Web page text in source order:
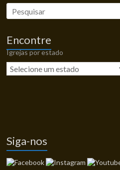
Encontre
Igrejas por estado
Siga-nos